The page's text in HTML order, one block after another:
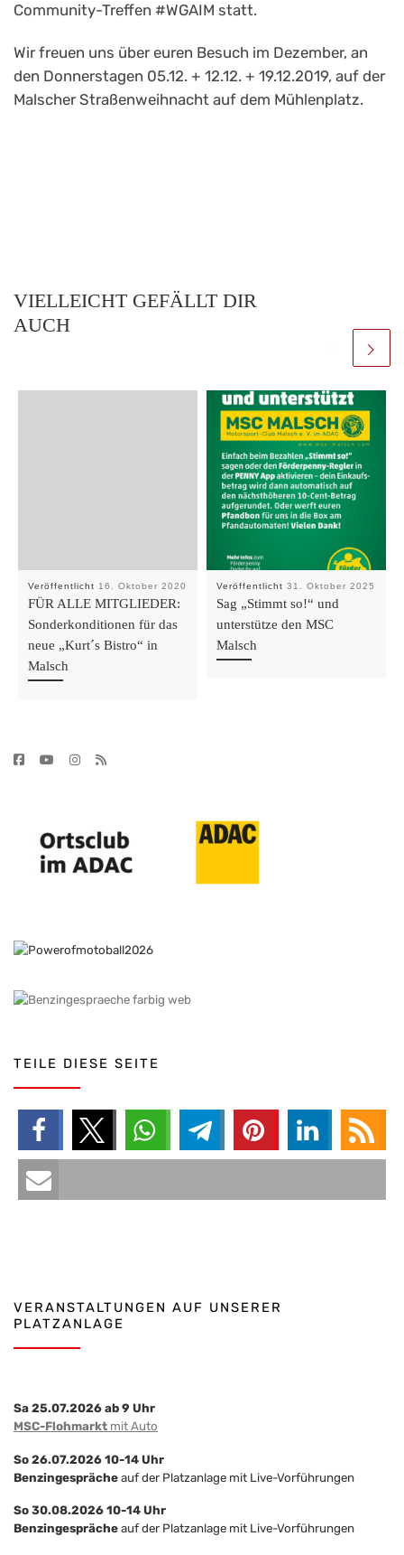
Community-Treffen #WGAIM statt.
Wir freuen uns über euren Besuch im Dezember, an
den Donnerstagen 05.12. + 12.12. + 19.12.2019, auf der
Malscher Straßenweihnacht auf dem Mühlenplatz.
VIELLEICHT GEFÄLLT DIR
AUCH
Veröffentlicht 16. Oktober 2020
FÜR ALLE MITGLIEDER:
Sonderkonditionen für das
neue „Kurt´s Bistro“ in
Malsch
Veröffentlicht 31. Oktober 2025
Sag „Stimmt so!“ und
unterstütze den MSC
Malsch
TEILE DIESE SEITE
VERANSTALTUNGEN AUF UNSERER
PLATZANLAGE
Sa 25.07.2026 ab 9 Uhr
MSC-Flohmarkt mit Auto
So 26.07.2026 10-14 Uhr
Benzingesprächeauf der Platzanlage mit Live-Vorführungen
So 30.08.2026 10-14 Uhr
Benzingesprächeauf der Platzanlage mit Live-Vorführungen